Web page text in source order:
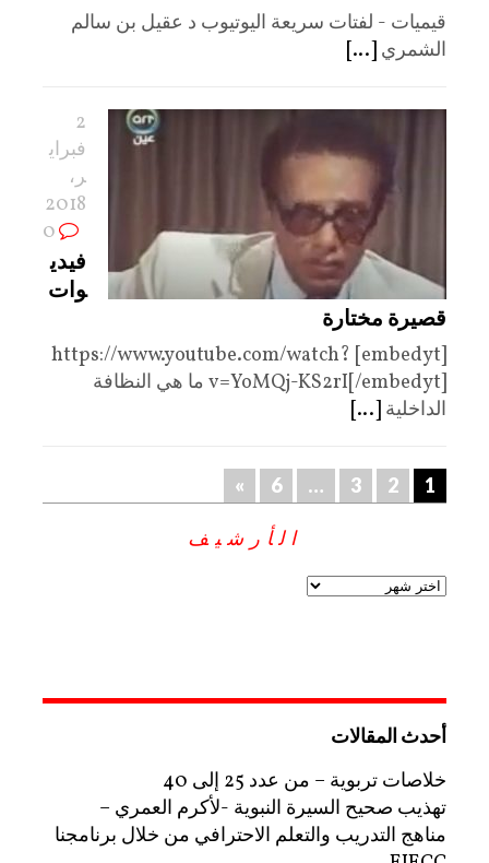
قيميات - لفتات سريعة اليوتيوب د عقيل بن سالم
الشمري [...]
2
فبراي
ر،
2018
0
فيدي
وات
قصيرة مختارة
[embedyt] https://www.youtube.com/watch?
v=YoMQj-KS2rI[/embedyt] ما هي النظافة
الداخلية [...]
1
2
3
…
6
»
الأرشيف
أحدث المقالات
خلاصات تربوية – من عدد 25 إلى 40
تهذيب صحيح السيرة النبوية -لأكرم العمري –
مناهج التدريب والتعلم الاحترافي من خلال برنامجنا